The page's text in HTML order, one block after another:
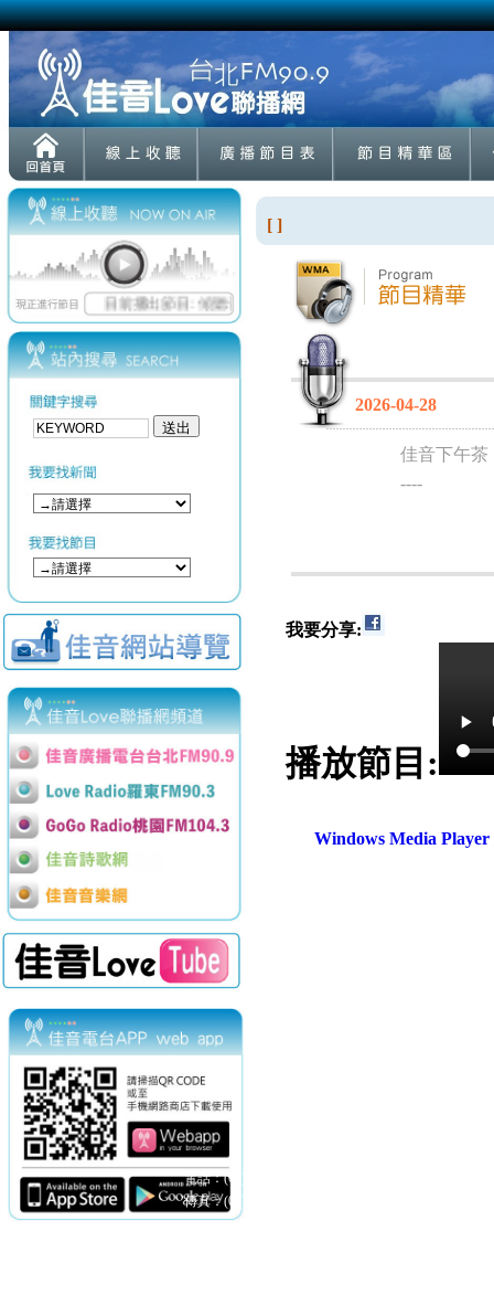
[ ]
2026-04-28
佳音下午茶
----
我要分享:
播放節目:
Windows Media
電話：(02)2369-9050
傳真：(02)2362-7816